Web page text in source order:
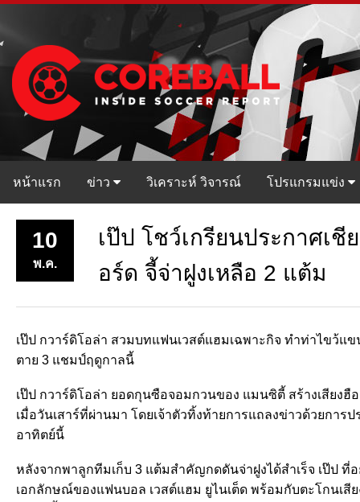
หน้าแรก ข่าว วิเคราะห์ วิจารณ์ โปรแกรมแข่ง
10
พ.ค.
เป๊ป โชว์เกรียนประกาศเ
อร์ด จี้จ่าฝูงเหลือ 2 แต้ม
เป๊ป กวาร์ดิโอล่า สวมบทแฟนเวสต์แฮมเฉพาะกิจ ทำท่าไขว้
ตาย 3 แชมป์ฤดูกาลนี้
เป๊ป กวาร์ดิโอล่า ยอดกุนซือจอมกวนของ แมนซิตี้ สร้างเสียงฮื
เมื่อวันเสาร์ที่ผ่านมา โดยเจ้าตัวทิ้งท้ายการแถลงข่าวด้วยกา
อาทิตย์นี้
หลังจากพาลูกทีมเก็บ 3 แต้มสำคัญกดดันจ่าฝูงได้สำเร็จ เป๊ป
เอกลักษณ์ของแฟนบอล เวสต์แฮม ยูไนเต็ด พร้อมกับตะโกนเสี